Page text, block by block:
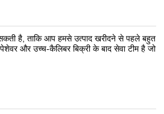
है, ताकि आप हमसे उत्पाद खरीदने से पहले बहुत
और उच्च-कैलिबर बिक्री के बाद सेवा टीम है जो